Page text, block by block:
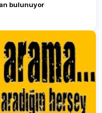
bulunuyor